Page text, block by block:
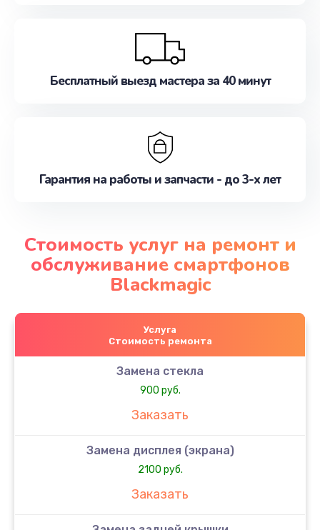
Бесплатный выезд мастера за 40 минут
Гарантия на работы и запчасти - до 3-х лет
Стоимость услуг на ремонт и
обслуживание смартфонов
Blackmagic
Услуга
Стоимость ремонта
Замена стекла
900 руб.
Заказать
Замена дисплея (экрана)
2100 руб.
Заказать